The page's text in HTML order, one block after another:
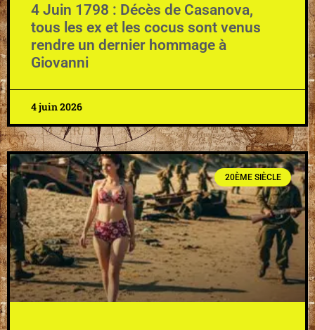
4 Juin 1798 : Décès de Casanova,
tous les ex et les cocus sont venus
rendre un dernier hommage à
Giovanni
4 juin 2026
20ÈME SIÈCLE